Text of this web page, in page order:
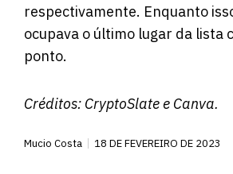
respectivamente. Enquanto
ocupava o último lugar da lista
ponto.
Créditos: CryptoSlatee Canva.
Mucio Costa 18 DE FEVEREIRO DE 2023